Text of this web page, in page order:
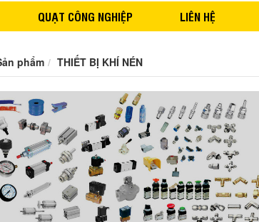
QUẠT CÔNG NGHIỆP LIÊN HỆ
phẩm THIẾT BỊ KHÍ NÉN